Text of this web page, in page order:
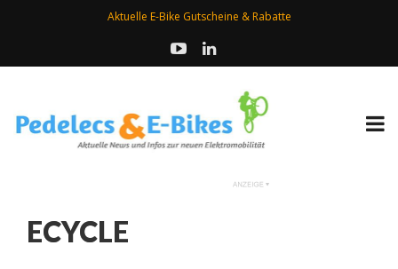
Aktuelle E-Bike Gutscheine & Rabatte
ECYCLE